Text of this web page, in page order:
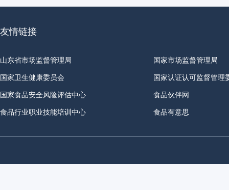
友情链接
山东省市场监督管理局 国家市场监督管理局
国家卫生健康委员会 国家认证认可监督管理
国家食品安全风险评估中心 食品伙伴网
食品行业职业技能培训中心 食品有意思